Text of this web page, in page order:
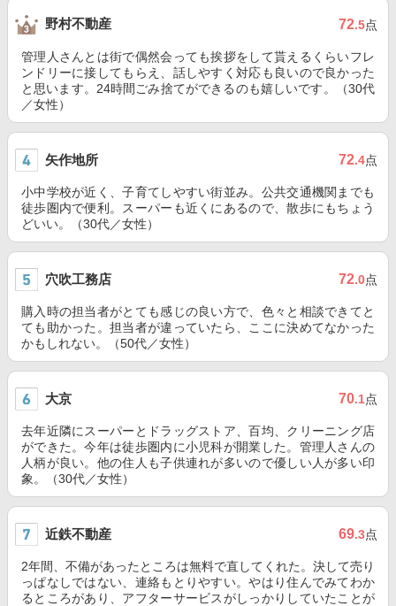
野村不動産 72.5点
管理人さんとは街で偶然会っても挨拶をして貰えるくらいフレ
ンドリーに接してもらえ、話しやすく対応も良いので良かった
と思います。24時間ごみ捨てができるのも嬉しいです。（30代
／女性）
矢作地所 72.4点
小中学校が近く、子育てしやすい街並み。公共交通機関までも
徒歩圏内で便利。スーパーも近くにあるので、散歩にもちょう
どいい。（30代／女性）
穴吹工務店 72.0点
購入時の担当者がとても感じの良い方で、色々と相談できてと
ても助かった。担当者が違っていたら、ここに決めてなかった
かもしれない。（50代／女性）
大京 70.1点
去年近隣にスーパーとドラッグストア、百均、クリーニング店
ができた。今年は徒歩圏内に小児科が開業した。管理人さんの
人柄が良い。他の住人も子供連れが多いので優しい人が多い印
象。（30代／女性）
近鉄不動産 69.3点
2年間、不備があったところは無料で直してくれた。決して売り
っぱなしではない、連絡もとりやすい。やはり住んでみてわか
るところがあり、アフターサービスがしっかりしていたことが